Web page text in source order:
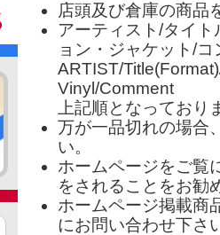
店頭及び倉庫の商品
アーティスト/タイ
ョン・ジャケット/
ARTIST/
Vinyl/Comment
上記順となっており
万が一品切れの場合
い。
ホームページをご覧
をされることをお勧
ホームページ掲載商
にお問い合わせ下さ